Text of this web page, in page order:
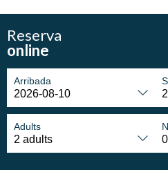
Reserva
online
Arribada
Adults
Permeten fer el seguiment i
dels usuaris d'aquest lloc web.
mesurament de l'activitat del
perfils de navegació dels
funció de l'anàlisi de les dades
servei. Permeten desar la
l'usuari per millorar la qualitat
una millor experiència a través